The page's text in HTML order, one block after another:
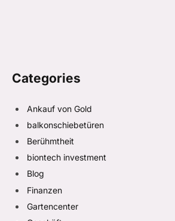
Categories
Ankauf von Gold
balkonschiebetüren
Berühmtheit
biontech investment
Blog
Finanzen
Gartencenter